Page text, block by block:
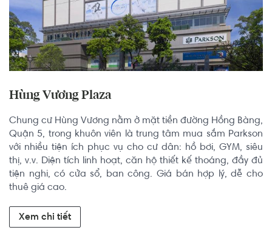
Hùng Vương Plaza
Chung cư Hùng Vương nằm ở mặt tiền đường Hồng Bàng,
Quận 5, trong khuôn viên là trung tâm mua sắm Parkson
với nhiều tiện ích phục vụ cho cư dân: hồ bơi, GYM, siêu
thị, v.v. Diện tích linh hoạt, căn hộ thiết kế thoáng, đầy đủ
tiện nghi, có cửa sổ, ban công. Giá bán hợp lý, dễ cho
thuê giá cao.
Xem chi tiết